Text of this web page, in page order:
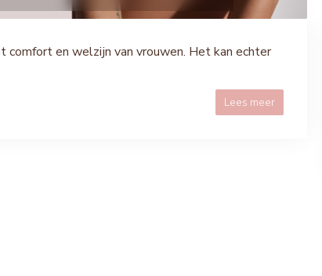
comfort en welzijn van vrouwen. Het kan echter
Lees meer